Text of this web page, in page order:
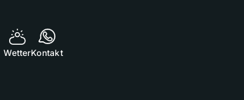
WetterKontakt